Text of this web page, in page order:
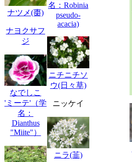
ナツメ(棗)
ナヨクサフ
ジ
なでしこ
'ミーテ'（学
名：
Dianthus
"Miite"）
名：Robinia
pseudo-
acacia)
ニチニチソ
ウ(日々草)
ニッケイ
ニラ(韮)